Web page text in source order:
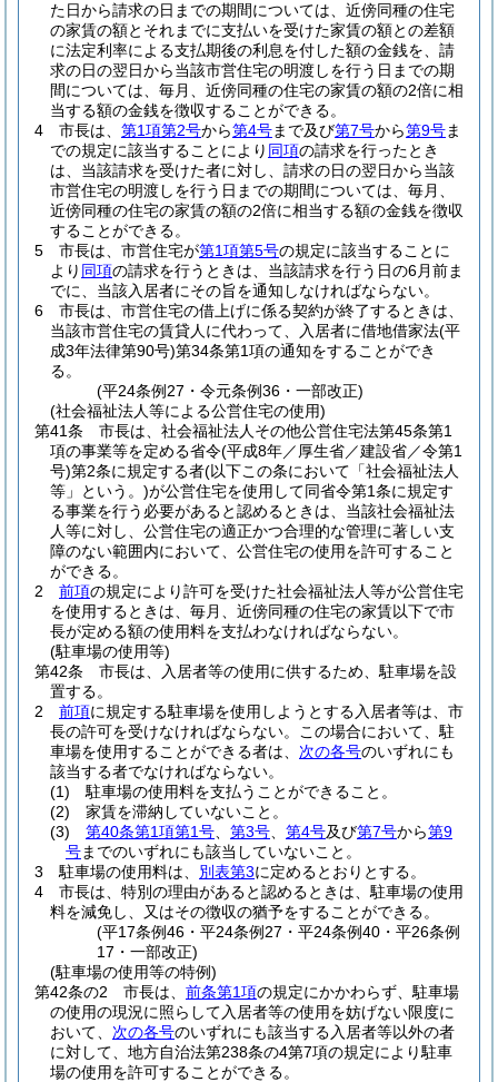
た日から請求の日までの期間については、近傍同種の住宅
の家賃の額とそれまでに支払いを受けた家賃の額との差額
に法定利率による支払期後の利息を付した額の金銭を、請
求の日の翌日から当該市営住宅の明渡しを行う日までの期
間については、毎月、近傍同種の住宅の家賃の額の2倍に相
当する額の金銭を徴収することができる。
4
市長は、 第1項第2号から第4号まで及び第7号から第9号ま
での規定に該当することにより 同項の請求を行ったとき
は、当該請求を受けた者に対し、請求の日の翌日から当該
市営住宅の明渡しを行う日までの期間については、毎月、
近傍同種の住宅の家賃の額の2倍に相当する額の金銭を徴収
することができる。
5
市長は、市営住宅が第1項第5号の規定に該当することに
より 同項の請求を行うときは、当該請求を行う日の6月前ま
でに、当該入居者にその旨を通知しなければならない。
6
市長は、市営住宅の借上げに係る契約が終了するときは、
当該市営住宅の賃貸人に代わって、入居者に借地借家法(平
成3年法律第90号)第34条第1項の通知をすることができ
る。
(平24条例27・令元条例36・一部改正)
(社会福祉法人等による公営住宅の使用)
第41条
市長は、社会福祉法人その他公営住宅法第45条第1
項の事業等を定める省令(平成8年／厚生省／建設省／令第1
号)第2条に規定する者(以下この条において「社会福祉法人
等」という。)が公営住宅を使用して同省令第1条に規定す
る事業を行う必要があると認めるときは、当該社会福祉法
人等に対し、公営住宅の適正かつ合理的な管理に著しい支
障のない範囲内において、公営住宅の使用を許可すること
ができる。
2
前項の規定により許可を受けた社会福祉法人等が公営住宅
を使用するときは、毎月、近傍同種の住宅の家賃以下で市
長が定める額の使用料を支払わなければならない。
(駐車場の使用等)
第42条
市長は、入居者等の使用に供するため、駐車場を設
置する。
2
前項に規定する駐車場を使用しようとする入居者等は、市
長の許可を受けなければならない。
この場合において、駐
車場を使用することができる者は、 次の各号のいずれにも
該当する者でなければならない。
(1)
駐車場の使用料を支払うことができること。
(2)
家賃を滞納していないこと。
(3)
第40条第1項第1号 第3号 第4号及び第7号から第9
号までのいずれにも該当していないこと。
3
駐車場の使用料は、 別表第3に定めるとおりとする。
4
市長は、特別の理由があると認めるときは、駐車場の使用
料を減免し、又はその徴収の猶予をすることができる。
(平17条例46・平24条例27・平24条例40・平26条例
17・一部改正)
(駐車場の使用等の特例)
第42条の2
市長は、 前条第1項の規定にかかわらず、駐車場
の使用の現況に照らして入居者等の使用を妨げない限度に
おいて、 次の各号のいずれにも該当する入居者等以外の者
に対して、地方自治法第238条の4第7項の規定により駐車
場の使用を許可することができる。